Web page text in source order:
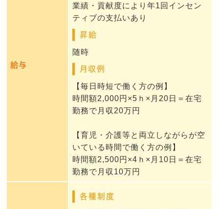
給与
業績・貢献度により年1回インセン
ティブの支払いあり
昇給
随時
月収例
【毎日時短で働く方の例】
時間額2,000円×5ｈ×月20日＝在宅
勤務で月収20万円
【育児・介護等と両立しながらが空
いている時間で働く方の例】
時間額2,500円×4ｈ×月10日＝在宅
勤務で月収10万円
各種制度